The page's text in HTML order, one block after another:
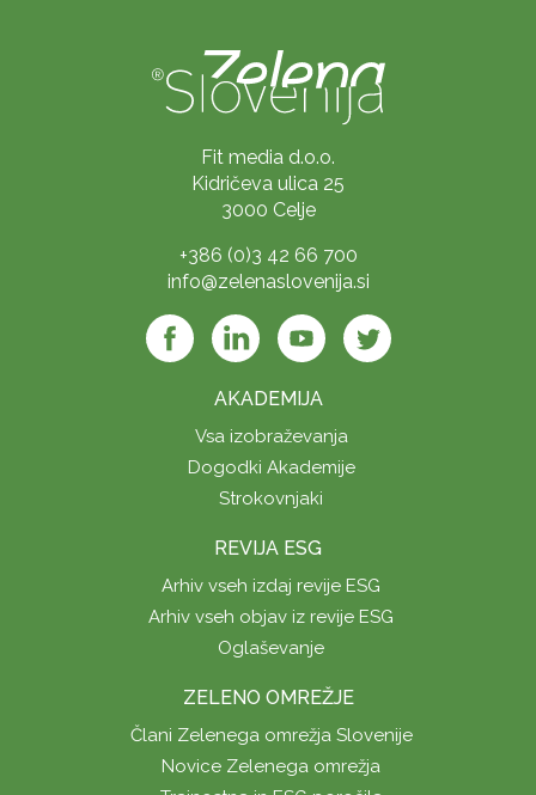
Fit media d.o.o.
Kidričeva ulica 25
3000 Celje
+386 (0)3 42 66 700
info@zelenaslovenija.si
AKADEMIJA
Vsa izobraževanja
Dogodki Akademije
Strokovnjaki
REVIJA ESG
Arhiv vseh izdaj revije ESG
Arhiv vseh objav iz revije ESG
Oglaševanje
ZELENO OMREŽJE
Člani Zelenega omrežja Slovenije
Novice Zelenega omrežja